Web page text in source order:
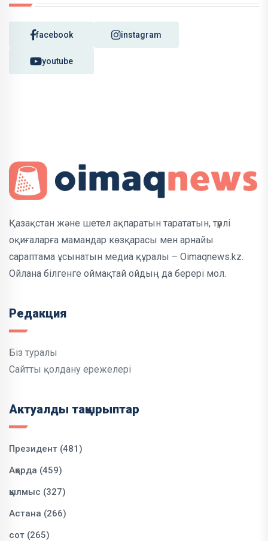
facebook instagram
youtube
Қазақстан және шетел ақпаратын тарататын, түрлі
оқиғаларға мамандар көзқарасы мен арнайы
сараптама ұсынатын медиа құралы – Oimaqnews.kz.
Ойлана білгенге оймақтай ойдың да берері мол.
Редакция
Біз туралы
Сайтты қолдану ережелері
Актуалды тақырыптар
Президент (481)
Ақорда (459)
қылмыс (327)
Астана (266)
сот (265)